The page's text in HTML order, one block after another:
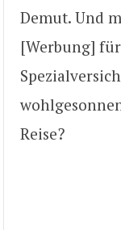
Demut. Und
[Werbung]
Reise?